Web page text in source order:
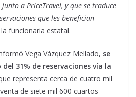
a PriceTravel, y que se traduce
que les benefician
funcionaria estatal.
Vega Vázquez Mellado, se
31% de reservaciones vía la
representa cerca de cuatro mil
de siete mil 600 cuartos-